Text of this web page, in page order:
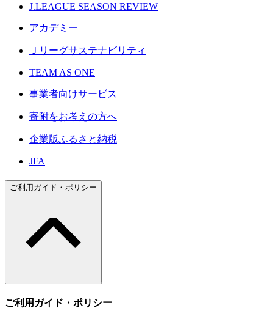
J.LEAGUE SEASON REVIEW
アカデミー
Ｊリーグサステナビリティ
TEAM AS ONE
事業者向けサービス
寄附をお考えの方へ
企業版ふるさと納税
JFA
ご利用ガイド・ポリシー
ご利用ガイド・ポリシー